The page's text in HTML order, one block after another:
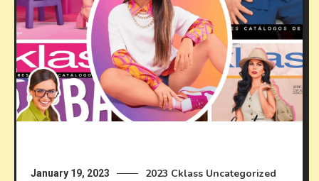
January 19, 2023 2023 Cklass Uncategorized